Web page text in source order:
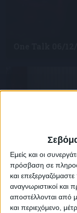
Εμείς και οι
πρόσβαση σε
και
αναγνωριστικοί
αποστέλλονται από
και περιεχόμενο,
Εδώ* 06/12/